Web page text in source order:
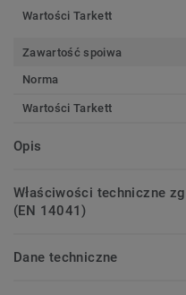
Wartości Tarkett
Zawartość spoiwa
Norma
Wartości Tarkett
Opis
Właściwości techniczne
(EN 14041)
Dane techniczne